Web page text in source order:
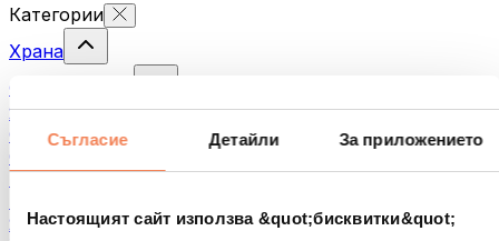
Съгласие Детайли За приложението
Настоящият сайт използва &quot;бисквитки&quot;
Категории
Храна
Фитнес храна
Ядки
Семена
Спредове и кремове за мазане
Риба
Яйца